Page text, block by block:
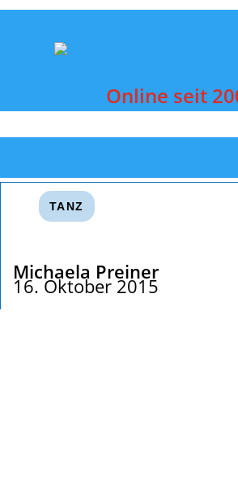
Online seit
TANZ
Michaela Preiner
16. Oktober 2015